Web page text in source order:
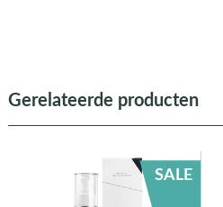
Gerelateerde producten
SALE